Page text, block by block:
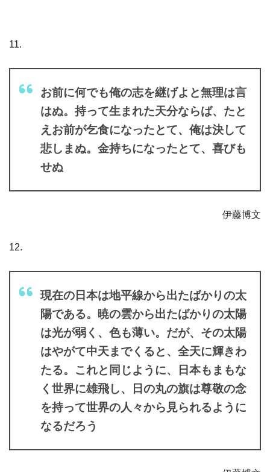
11.
お前に何でも俺の志を継げよと無理は言
はぬ。持って生まれた天分ならば、たと
えお前が乞食になったとて、俺は決して
悲しまぬ。金持ちになったとて、喜びも
せぬ
伊藤博文
12.
現在の日本は地平線から出たばかりの太
陽である。暁の雲から出たばかりの太陽
は光が弱く、色も薄い。だが、その太陽
はやがて中天までくると、全天に輝きわ
たる。これと同じように、日本もまもな
く世界に雄飛し、日の丸の旗は尊敬の念
を持って世界の人々から見られるように
なるだろう